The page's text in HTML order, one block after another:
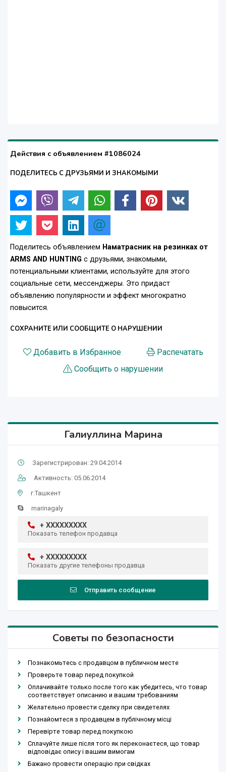
Действия с объявлением #1086024
ПОДЕЛИТЕСЬ С ДРУЗЬЯМИ И ЗНАКОМЫМИ
Поделитесь объявлением Наматрасник на резинках от
ARMS AND HUNTING с друзьями, знакомыми,
потенциальными клиентами, используйте для этого
социальные сети, мессенджеры. Это придаст
объявлению популярности и эффект многократно
повысится.
СОХРАНИТЕ ИЛИ СООБЩИТЕ О НАРУШЕНИИ
Добавить в Избранное
Распечатать
Сообщить о нарушении
Галиуллина Марина
Зарегистрирован: 29.04.2014
Активность: 05.06.2014
г.Ташкент
marinagaly
+ XXXXXXXXX
Показать телефон продавца
+ XXXXXXXXX
Показать другие телефоны продавца
Отправить сообщение
Советы по безопасности
Познакомьтесь с продавцом в публичном месте
Проверьте товар перед покупкой
Оплачивайте только после того как убедитесь, что товар
соответствует описанию и вашим требованиям
Желательно провести сделку при свидетелях
Познайомтеся з продавцем в публічному місці
Перевірте товар перед покупкою
Сплачуйте лише після того як переконаєтеся, що товар
відповідає опису і вашим вимогам
Бажано провести операцію при свідках